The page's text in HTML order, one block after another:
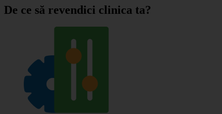
De ce să revendici clinica ta?